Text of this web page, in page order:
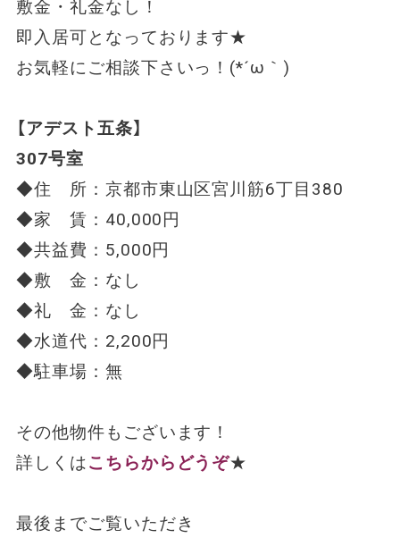
敷金・礼金なし！
即入居可となっております★
お気軽にご相談下さいっ！(*´ω｀)
【アデスト五条】
307号室
◆住 所：京都市東山区宮川筋6丁目380
◆家 賃：40,000円
◆共益費：5,000円
◆敷 金：なし
◆礼 金：なし
◆水道代：2,200円
◆駐車場：無
その他物件もございます！
詳しくはこちらからどうぞ★
最後までご覧いただき